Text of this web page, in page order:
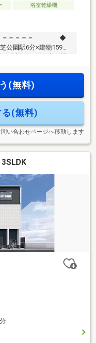
浴室乾燥機
＝＝＝＝＝＝＝ ◆
公園駅6分×建物159㎡
・仕様 』・アイランド
ザイン・洗面台ツイン
学予約・詳細は モリモ
＝＝＝＝＝＝＝＝＝＝
(無料)
る(無料)
い合わせページへ移動します